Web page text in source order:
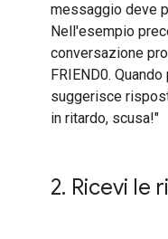
messaggio deve
Nell'esempio
conversazione
FRIEND0.
suggerisce
in ritardo, scusa!"
2. Ricevi le